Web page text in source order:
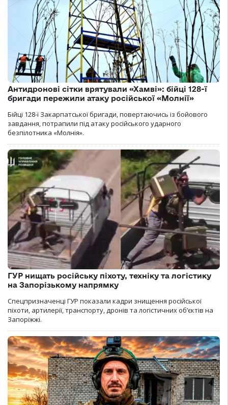
Антидронові сітки врятували «Хамві»: бійці 128-ї
бригади пережили атаку російської «Молнії»
Бійці 128-ї Закарпатської бригади, повертаючись із бойового
завдання, потрапили під атаку російського ударного
безпілотника «Молнія».
ГУР нищать російську піхоту, техніку та логістику
на Запорізькому напрямку
Спецпризначенці ГУР показали кадри знищення російської
піхоти, артилерії, транспорту, дронів та логістичних об’єктів на
Запоріжжі.